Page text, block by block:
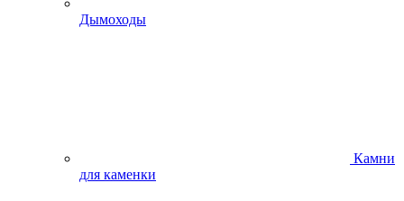
Дымоходы
Камни
для каменки